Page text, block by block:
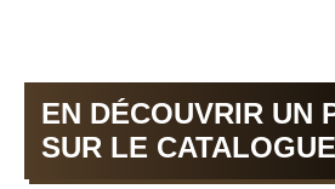
EN DÉCOUVRIR UN
SUR LE